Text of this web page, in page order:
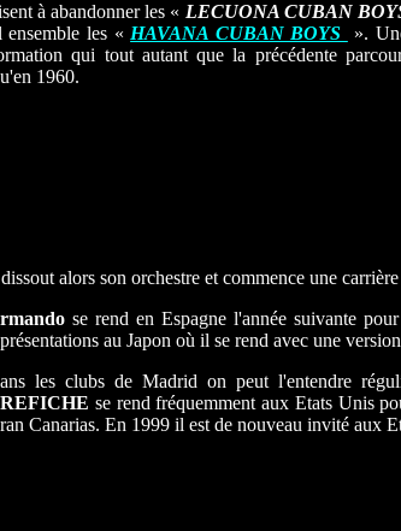
à abandonner les « LECUONA CUBAN
les « HAVANA CUBAN BOYS
».
qui tout autant que la précédente
1960.
alors son orchestre et commence une
se rend en Espagne l'année suivante
au Japon où il se rend avec une
les clubs de Madrid on peut l'entendre
se rend fréquemment aux Etats Unis
Canarias. En 1999 il est de nouveau invité aux